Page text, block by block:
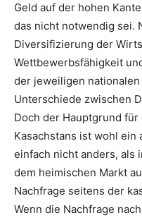
Geld auf der hohen
das nicht notwendig sei.
Diversifizierung der
Wettbewerbsfähigkeit
der jeweiligen
Unterschiede zwischen
Doch der Hauptgrund
Kasachstans ist wohl ein
einfach nicht anders, als
dem heimischen Markt
Nachfrage seitens der
Wenn die Nachfrage